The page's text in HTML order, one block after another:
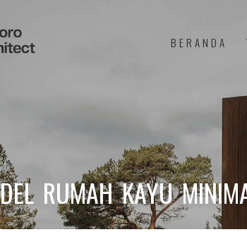
BERANDA
RUMAH KAYU